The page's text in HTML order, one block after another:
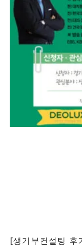
[생기부컨설팅